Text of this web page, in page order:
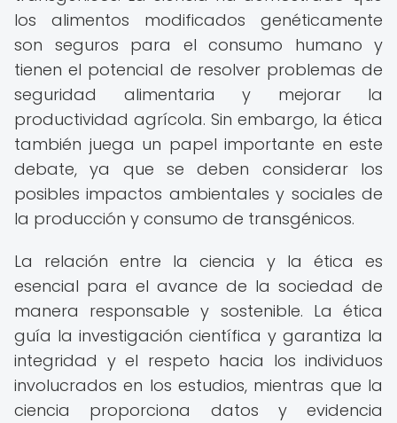
los alimentos modificados genéticamente
son seguros para el consumo humano y
tienen el potencial de resolver problemas de
seguridad alimentaria y mejorar la
productividad agrícola. Sin embargo, la ética
también juega un papel importante en este
debate, ya que se deben considerar los
posibles impactos ambientales y sociales de
la producción y consumo de transgénicos.
La relación entre la ciencia y la ética es
esencial para el avance de la sociedad de
manera responsable y sostenible. La ética
guía la investigación científica y garantiza la
integridad y el respeto hacia los individuos
involucrados en los estudios, mientras que la
ciencia proporciona datos y evidencia